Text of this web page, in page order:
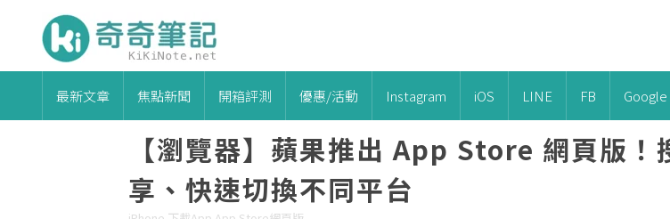
最新文章 焦點新聞 開箱評測 優惠/活動 Instagram iOS LINE FB Google
【瀏覽器】蘋果推出 App Store 網頁版！
享、快速切換不同平台